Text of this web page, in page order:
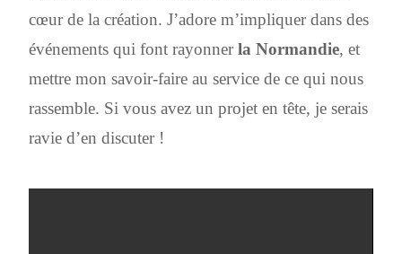
cœur de la création. J’adore m’impliquer dans des
événements qui font rayonnerla Normandie, et
mettre mon savoir-faire au service de ce qui nous
rassemble. Si vous avez un projet en tête, je serais
ravie d’en discuter !